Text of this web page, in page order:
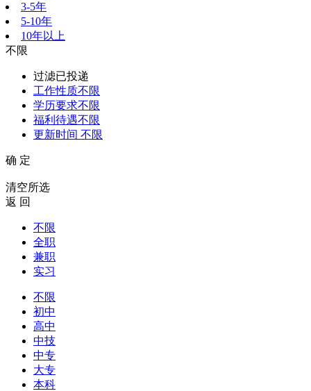
3-5年
5-10年
10年以上
不限
过滤已投递
工作性质不限
学历要求不限
福利待遇不限
更新时间 不限
确 定
清空所选
返 回
不限
全职
兼职
实习
不限
初中
高中
中技
中专
大专
本科